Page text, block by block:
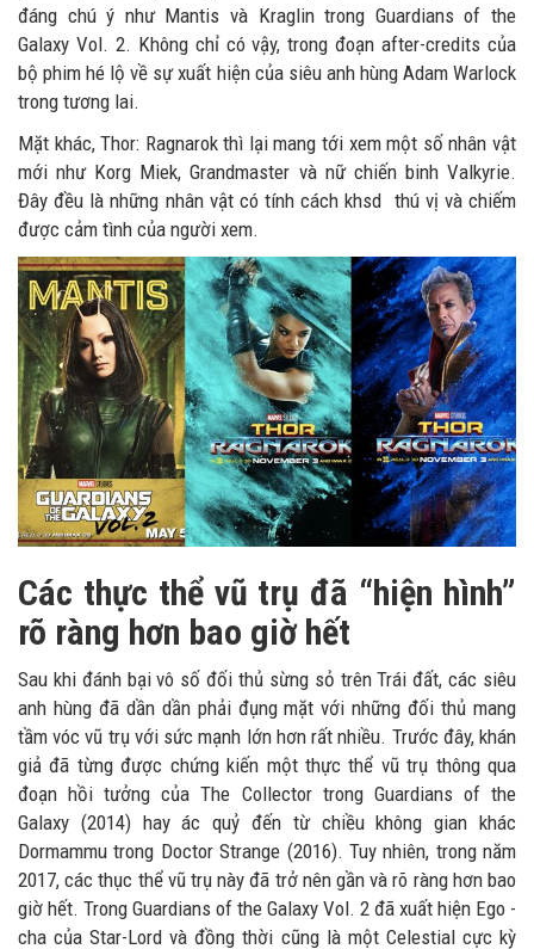
đáng chú ý như Mantis và Kraglin trong Guardians of the
Galaxy Vol. 2. Không chỉ có vậy, trong đoạn after-credits của
bộ phim hé lộ về sự xuất hiện của siêu anh hùng Adam Warlock
trong tương lai.
Mặt khác, Thor: Ragnarok thì lại mang tới xem một số nhân vật
mới như Korg Miek, Grandmaster và nữ chiến binh Valkyrie.
Đây đều là những nhân vật có tính cách khsd thú vị và chiếm
được cảm tình của người xem.
Các thực thể vũ trụ đã “hiện hình”
rõ ràng hơn bao giờ hết
Sau khi đánh bại vô số đối thủ sừng sỏ trên Trái đất, các siêu
anh hùng đã dần dần phải đụng mặt với những đối thủ mang
tầm vóc vũ trụ với sức mạnh lớn hơn rất nhiều. Trước đây, khán
giả đã từng được chứng kiến một thực thể vũ trụ thông qua
đoạn hồi tưởng của The Collector trong Guardians of the
Galaxy (2014) hay ác quỷ đến từ chiều không gian khác
Dormammu trong Doctor Strange (2016). Tuy nhiên, trong năm
2017, các thục thể vũ trụ này đã trở nên gần và rõ ràng hơn bao
giờ hết. Trong Guardians of the Galaxy Vol. 2 đã xuất hiện Ego -
cha của Star-Lord và đồng thời cũng là một Celestial cực kỳ